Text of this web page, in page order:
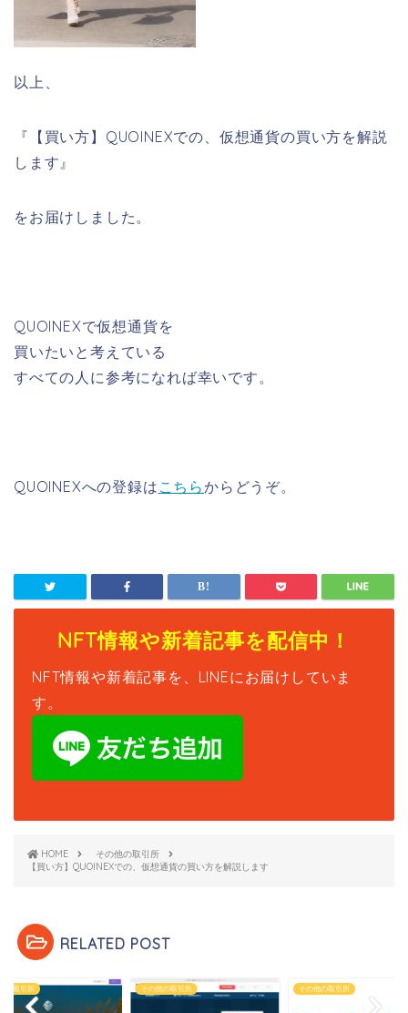
以上、
『【買い方】QUOINEXでの、仮想通貨の買い方を解説
します』
をお届けしました。
QUOINEXで仮想通貨を
買いたいと考えている
すべての人に参考になれば幸いです。
QUOINEXへの登録は こちらからどうぞ。
NFT情報や新着記事を配信中！
NFT情報や新着記事を、LINEにお届けしていま
す。
HOME
その他の取引所
【買い方】QUOINEXでの、仮想通貨の買い方を解説します
RELATED POST
の取引所 その他の取引所 その他の取引所